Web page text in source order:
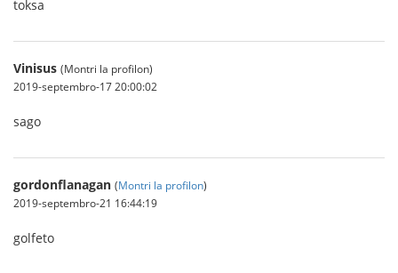
toksa
Vinisus (Montri la profilon)
2019-septembro-17 20:00:02
sago
gordonflanagan (Montri la profilon)
2019-septembro-21 16:44:19
golfeto